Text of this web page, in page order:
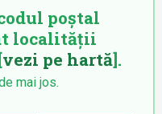
poștal
localității
vezi pe hartă].
mai jos.